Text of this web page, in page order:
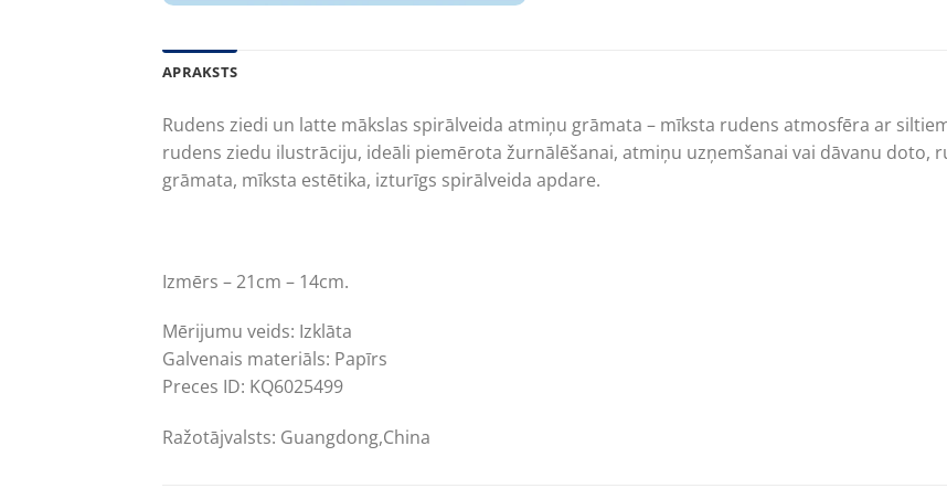
APRAKSTS
Rudens ziedi un latte mākslas spirālveida atmiņu grāmata – mīksta rudens atmosfēra ar
rudens ziedu ilustrāciju, ideāli piemērota žurnālēšanai, atmiņu uzņemšanai vai dāvanu doto,
grāmata, mīksta estētika, izturīgs spirālveida apdare.
Izmērs – 21cm – 14cm.
Mērijumu veids: Izklāta
Galvenais materiāls: Papīrs
Preces ID: KQ6025499
Ražotājvalsts: Guangdong,China